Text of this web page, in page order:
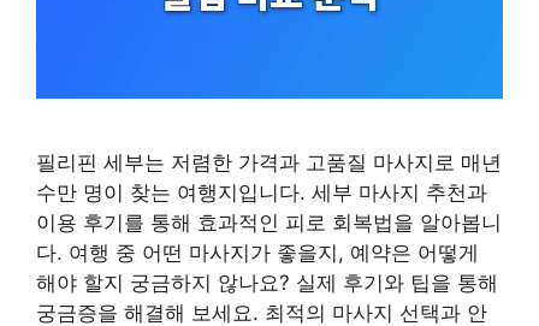
필리핀 세부는 저렴한 가격과 고품질 마사지로 매년
수만 명이 찾는 여행지입니다. 세부 마사지 추천과
이용 후기를 통해 효과적인 피로 회복법을 알아봅니
다. 여행 중 어떤 마사지가 좋을지, 예약은 어떻게
해야 할지 궁금하지 않나요? 실제 후기와 팁을 통해
궁금증을 해결해 보세요. 최적의 마사지 선택과 안